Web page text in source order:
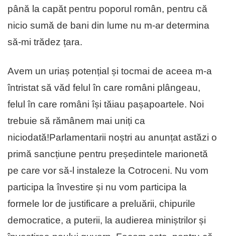
până la capăt pentru poporul român, pentru că
nicio sumă de bani din lume nu m-ar determina
să-mi trădez țara.
Avem un uriaș potențial și tocmai de aceea m-a
întristat să văd felul în care români plângeau,
felul în care români își tăiau pașapoartele. Noi
trebuie să rămânem mai uniți ca
niciodată!Parlamentarii noștri au anunțat astăzi o
primă sancțiune pentru președintele marionetă
pe care vor să-l instaleze la Cotroceni. Nu vom
participa la învestire și nu vom participa la
formele lor de justificare a preluării, chipurile
democratice, a puterii, la audierea miniștrilor și